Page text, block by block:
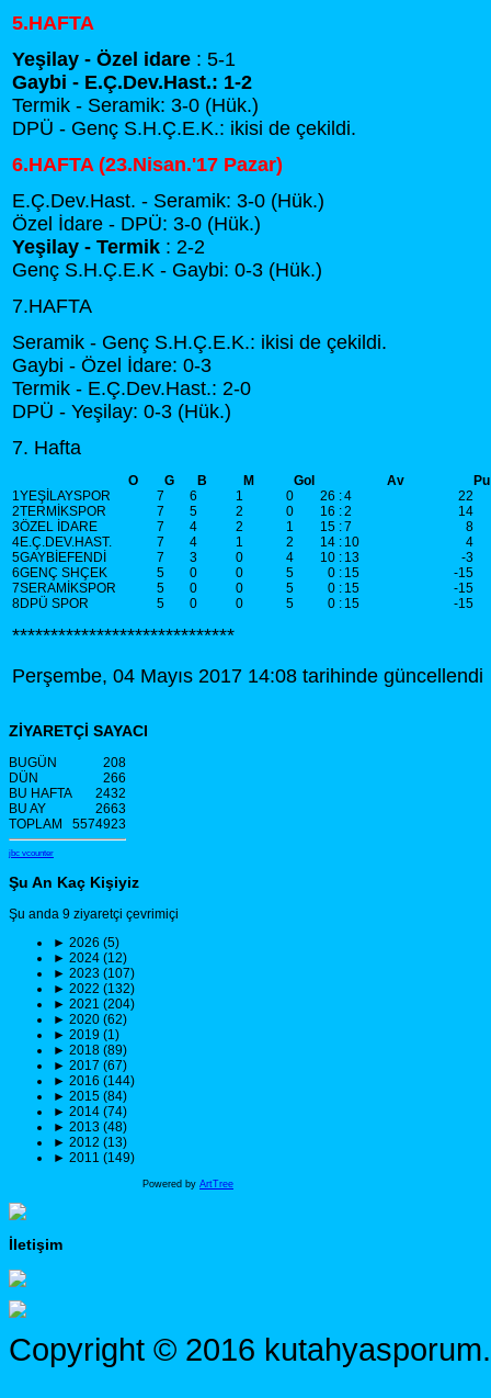
5.HAFTA
Yeşilay - Özel idare : 5-1
Gaybi - E.Ç.Dev.Hast.: 1-2
Termik - Seramik: 3-0 (Hük.)
DPÜ - Genç S.H.Ç.E.K.: ikisi de çekildi.
6.HAFTA (23.Nisan.'17 Pazar)
E.Ç.Dev.Hast. - Seramik: 3-0 (Hük.)
Özel İdare - DPÜ: 3-0 (Hük.)
Yeşilay - Termik : 2-2
Genç S.H.Ç.E.K - Gaybi: 0-3 (Hük.)
7.HAFTA
Seramik - Genç S.H.Ç.E.K.: ikisi de çekildi.
Gaybi - Özel İdare: 0-3
Termik - E.Ç.Dev.Hast.: 2-0
DPÜ - Yeşilay: 0-3 (Hük.)
7. Hafta
O G B M Gol Av
1YEŞİLAYSPOR 7 6 1 0 26 :4
22
2TERMİKSPOR 7 5 2 0 16 :2
14
3ÖZEL İDARE 7 4 2 1 15 :7
8
4E.Ç.DEV.HAST. 7 4 1 2 14 : 10
4
5GAYBİEFENDİ 7 3 0 4 10 : 13
-3
6GENÇ SHÇEK 5 0 0 5 0 : 15
-15
7SERAMİKSPOR 5 0 0 5 0 : 15
-15
8DPÜ SPOR 5 0 0 5 0 : 15 -15
*****************************
Perşembe, 04 Mayıs 2017 14:08 tarihinde güncellendi
ZİYARETÇİ SAYACI
BUGÜN
208
DÜN
266
BU HAFTA
2432
BU AY
2663
TOPLAM
5574923
jbc vcounter
Şu An Kaç Kişiyiz
Şu anda 9 ziyaretçi çevrimiçi
► 2026 (5)
► 2024 (12)
► 2023 (107)
► 2022 (132)
► 2021 (204)
► 2020 (62)
► 2019 (1)
► 2018 (89)
► 2017 (67)
► 2016 (144)
► 2015 (84)
► 2014 (74)
► 2013 (48)
► 2012 (13)
► 2011 (149)
Powered by ArtTree
İletişim
Copyright © 2016